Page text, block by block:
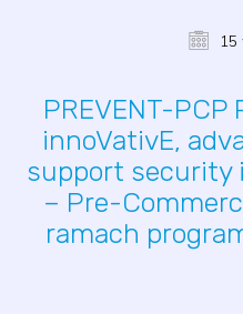
15
PREVENT-
innoVativE,
support security
– Pre-
ramach